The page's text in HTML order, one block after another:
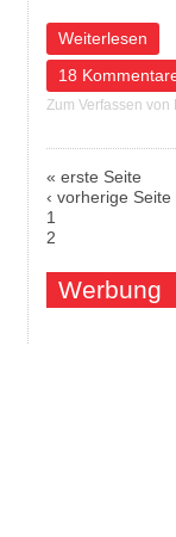
Weiterlesen
über Pflegegeld
18
Zum Verfassen
« erste Seite
‹ vorherige Seite
1
2
Werbung